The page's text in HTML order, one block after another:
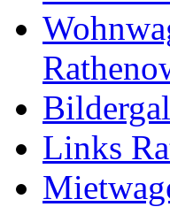
Links